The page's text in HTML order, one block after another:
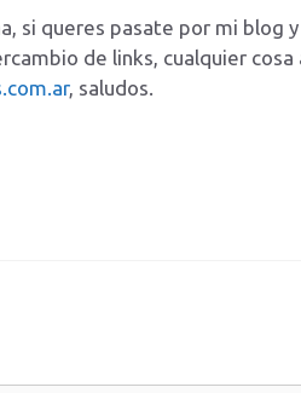
si queres pasate por mi
de links, cualquier cosa
, saludos.